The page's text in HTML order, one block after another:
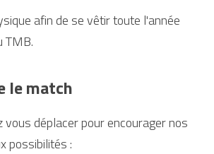
afin de se vêtir toute l'année
TMB.
le match
vous déplacer pour encourager nos
possibilités :